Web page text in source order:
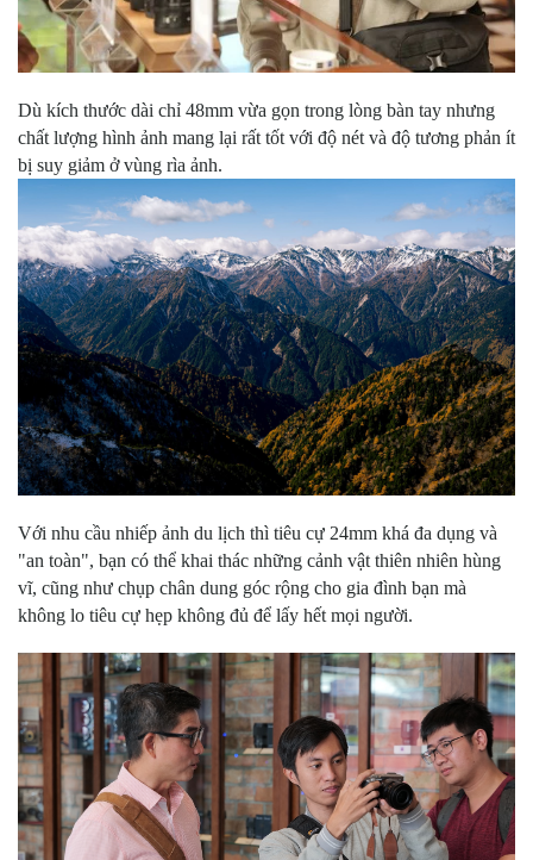
Dù kích thước dài chỉ 48mm vừa gọn trong lòng bàn tay nhưng
chất lượng hình ảnh mang lại rất tốt với độ nét và độ tương phản ít
bị suy giảm ở vùng rìa ảnh.
Với nhu cầu nhiếp ảnh du lịch thì tiêu cự 24mm khá đa dụng và
"an toàn", bạn có thể khai thác những cảnh vật thiên nhiên hùng
vĩ, cũng như chụp chân dung góc rộng cho gia đình bạn mà
không lo tiêu cự hẹp không đủ để lấy hết mọi người.